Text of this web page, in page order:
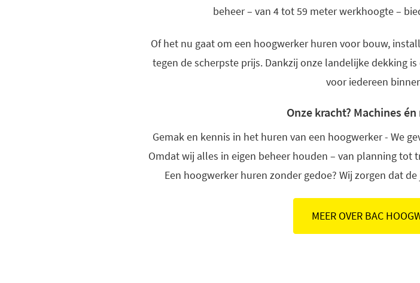
beheer – van 4 tot 59 meter werkhoogte –
Of het nu gaat om een hoogwerker huren voor bouw,
tegen de scherpste prijs. Dankzij onze landelijke dekking
voor iedereen
Onze kracht? Machines
Gemak en kennis in het huren van een hoogwerker - We
Omdat wij alles in eigen beheer houden – van planning
Een hoogwerker huren zonder gedoe? Wij zorgen dat
MEER OVER BAC